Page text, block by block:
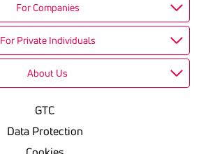
For Companies
For Private Individuals
About Us
GTC
Data Protection